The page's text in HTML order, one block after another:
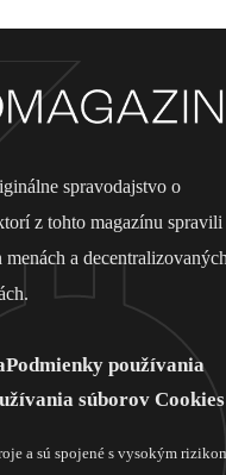
spravodajstvo o
z tohto magazínu spravili
a
Podmienky používania
súborov Cookies
a sú spojené s vysokým